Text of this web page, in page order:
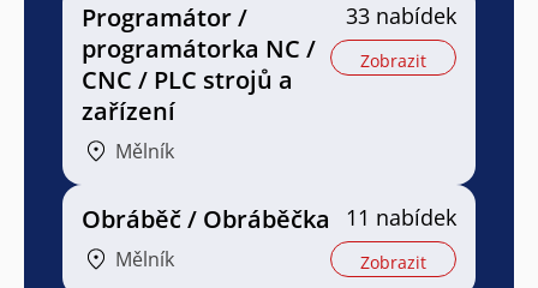
Programátor /
programátorka NC /
CNC / PLC strojů a
zařízení
Mělník
33 nabídek
Zobrazit
Obráběč / Obráběčka
Mělník
11 nabídek
Zobrazit